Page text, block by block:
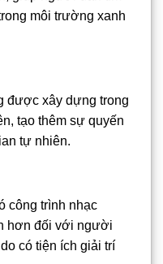
môi trường xanh
được xây dựng trong
tạo thêm sự quyến
tự nhiên.
công trình nhạc
hơn đối với người
có tiện ích giải trí